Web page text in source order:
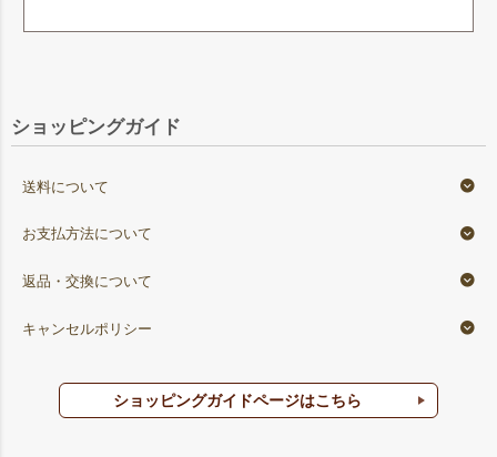
ショッピングガイド
送料について
お支払方法について
返品・交換について
キャンセルポリシー
ショッピングガイドページはこちら